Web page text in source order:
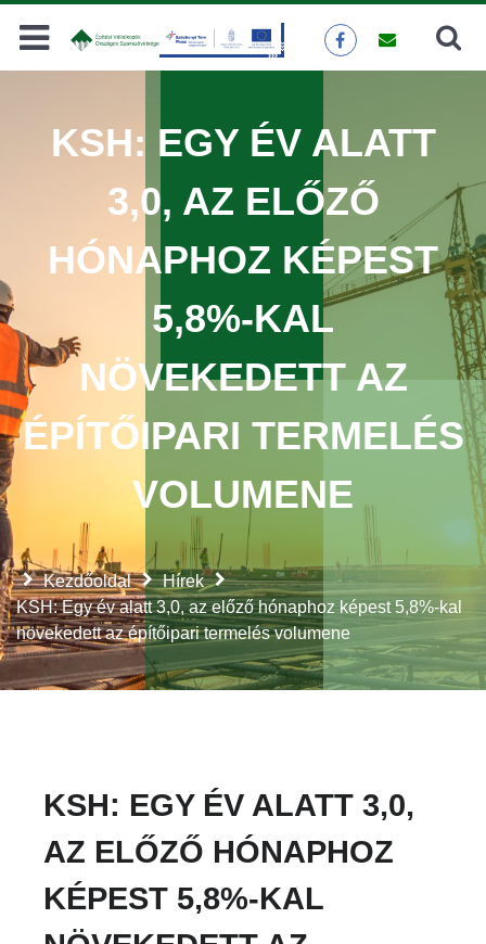
Keresés
Kezdőoldal
Hírek
KSH: Egy év alatt 3,0, az előző hónaphoz képest 5,8%-kal
növekedett az építőipari termelés volumene
KSH: EGY ÉV ALATT
3,0, AZ ELŐZŐ
HÓNAPHOZ KÉPEST
5,8%-KAL
NÖVEKEDETT AZ
ÉPÍTŐIPARI TERMELÉS
VOLUMENE
KSH: EGY ÉV ALATT 3,0,
AZ ELŐZŐ HÓNAPHOZ
KÉPEST 5,8%-KAL